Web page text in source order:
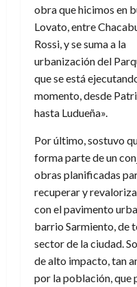
obra que hicimos en
Lovato, entre
Rossi, y se suma a la
urbanización del
que se está
momento, desde
hasta Ludueña».
Por último, sostuvo
forma parte de un
obras planificadas
recuperar y
con el pavimento
barrio Sarmiento, de
sector de la ciudad.
de alto impacto, tan
por la población, que